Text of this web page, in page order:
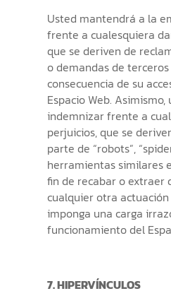
Usted mantendrá a la
frente a cualesquiera
que se deriven de
o demandas de
consecuencia de su
Espacio Web.
indemnizar frente a
perjuicios, que se
parte de “robots”,
herramientas similares
fin de recabar o extraer
cualquier otra
imponga una carga
funcionamiento del
7. HIPERVÍNCULOS